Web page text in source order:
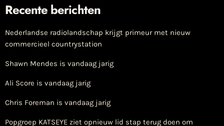
Recente berichten
Nederlandse radiolandschap krijgt primeur met nieuw
commercieel countrystation
Shawn Mendes is vandaag jarig
Ali Score is vandaag jarig
Chris Foreman is vandaag jarig
Popgroep KATSEYE ziet opnieuw lid stap terug doen om